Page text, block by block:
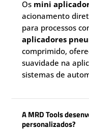
Os mini
acionamento
para processos
aplicadores
comprimido,
suavidade na
sistemas de
A MRD Tools
personalizados?